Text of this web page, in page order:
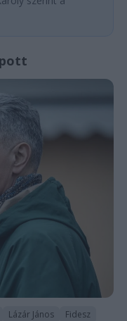
Lázár János
Fidesz